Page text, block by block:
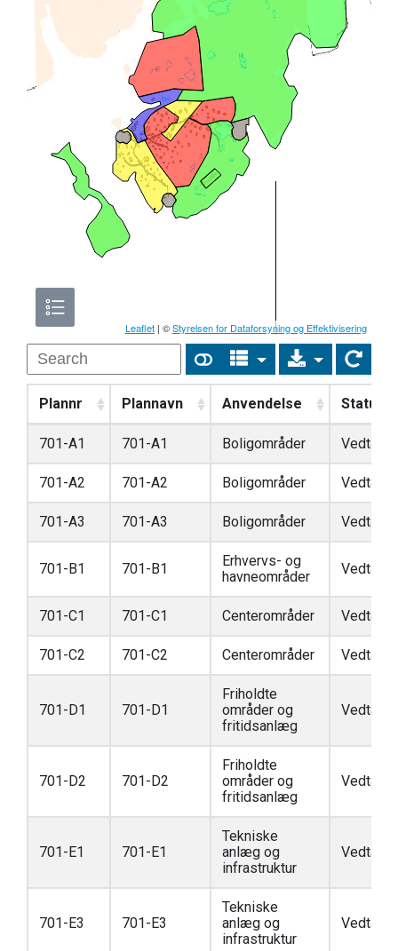
Leaflet | ©Styrelsen for Dataforsyning og Effektivisering
Plannr Plannavn Anvendelse Status
701-A1 701-A1 Boligområder Vedtaget
701-A2 701-A2 Boligområder Vedtaget
701-A3 701-A3 Boligområder Vedtaget
701-B1 701-B1
Erhvervs- og
havneområder
Vedtaget
701-C1 701-C1 Centerområder Vedtaget
701-C2 701-C2 Centerområder Vedtaget
701-D1 701-D1
Friholdte
områder og
fritidsanlæg
Vedtaget
701-D2 701-D2
Friholdte
områder og
fritidsanlæg
Vedtaget
701-E1 701-E1
Tekniske
anlæg og
infrastruktur
Vedtaget
701-E3 701-E3
Tekniske
anlæg og
infrastruktur
Vedtaget